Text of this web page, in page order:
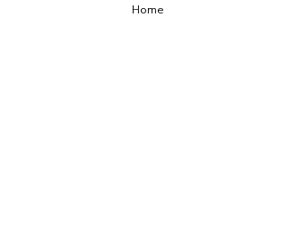
Kruimelpad
Home